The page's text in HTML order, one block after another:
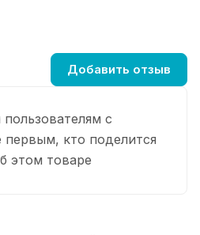
с
кто поделится
этом товаре
Добавить отзыв